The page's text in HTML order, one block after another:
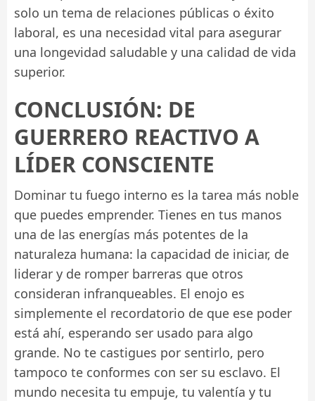
solo un tema de relaciones públicas o éxito
laboral, es una necesidad vital para asegurar
una longevidad saludable y una calidad de vida
superior.
CONCLUSIÓN: DE
GUERRERO REACTIVO A
LÍDER CONSCIENTE
Dominar tu fuego interno es la tarea más noble
que puedes emprender. Tienes en tus manos
una de las energías más potentes de la
naturaleza humana: la capacidad de iniciar, de
liderar y de romper barreras que otros
consideran infranqueables. El enojo es
simplemente el recordatorio de que ese poder
está ahí, esperando ser usado para algo
grande. No te castigues por sentirlo, pero
tampoco te conformes con ser su esclavo. El
mundo necesita tu empuje, tu valentía y tu